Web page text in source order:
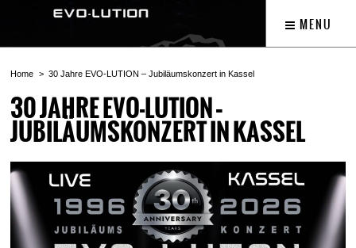
MENU
Home 30 Jahre EVO-LUTION – Jubiläumskonzert in Kassel
30 JAHRE EVO-LUTION –
JUBILÄUMSKONZERT IN KASSEL